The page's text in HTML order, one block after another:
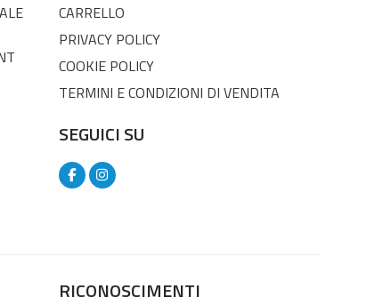
CARRELLO
PRIVACY POLICY
COOKIE POLICY
TERMINI E CONDIZIONI DI VENDITA
SEGUICI SU
RICONOSCIMENTI